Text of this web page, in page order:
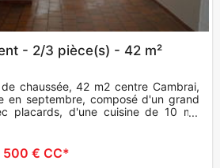
- 2/3 pièce(s) - 42 m²
chaussée, 42 m2 centre Cambrai,
en septembre, composé d'un grand
placards, d'une cuisine de 10 m2
500 € CC*